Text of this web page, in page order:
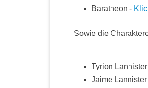
Baratheon -
Sowie die
Tyrion Lannister
Jaime Lannister